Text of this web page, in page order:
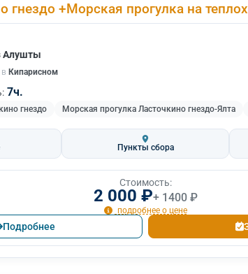
гнездо +Морская прогулка на
Алушты
Кипарисном
7ч.
гнездо Морская прогулка Ласточкино гнездо-Ялта
Пункты сбора
Стоимость:
2 000 ₽+ 1400 ₽
подробнее о цене
Подробнее